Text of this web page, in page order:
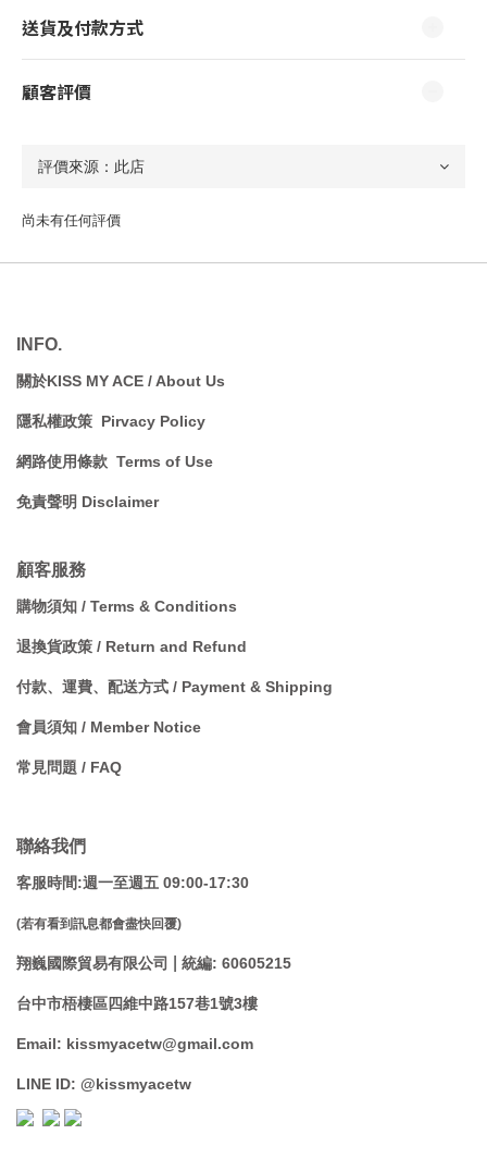
送貨及付款方式
顧客評價
尚未有任何評價
INFO.
關於KISS MY ACE / About Us
隱私權政策 Pirvacy Policy
網路使用條款 Terms of Use
免責聲明 Disclaimer
顧客服務
購物須知 / Terms & Conditions
退換貨政策 / Return and Refund
付款、運費、配送方式 / Payment & Shipping
會員須知 / Member Notice
常見問題 / FAQ
聯絡我們
客服時間:週一至週五 09:00-17:30
(若有看到訊息都會盡快回覆)
翔巍國際貿易有限公司 統編: 60605215
台中市梧棲區四維中路157巷1號3樓
Email: kissmyacetw@gmail.com
LINE ID: @kissmyacetw